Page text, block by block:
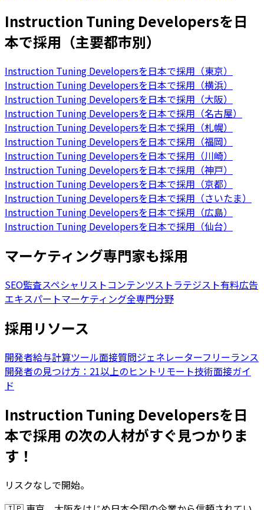
Instruction Tuning Developersを日
本で採用（主要都市別）
Instruction Tuning Developersを日本で採用（東京）
Instruction Tuning Developersを日本で採用（横浜）
Instruction Tuning Developersを日本で採用（大阪）
Instruction Tuning Developersを日本で採用（名古屋）
Instruction Tuning Developersを日本で採用（札幌）
Instruction Tuning Developersを日本で採用（福岡）
Instruction Tuning Developersを日本で採用（川崎）
Instruction Tuning Developersを日本で採用（神戸）
Instruction Tuning Developersを日本で採用（京都）
Instruction Tuning Developersを日本で採用（さいたま）
Instruction Tuning Developersを日本で採用（広島）
Instruction Tuning Developersを日本で採用（仙台）
マーケティング専門家も採用
SEO監査スペシャリストコンテンツストラテジスト有料広告
エキスパートマーケティング全専門分野
採用リソース
開発者給与計算ツール面接質問ジェネレーターフリーランス
開発者の見つけ方：21以上のヒント リモート技術面接ガイ
ド
Instruction Tuning Developersを日
本で採用 の次の人材がすぐ見つかりま
す！
リスクなしで開始。